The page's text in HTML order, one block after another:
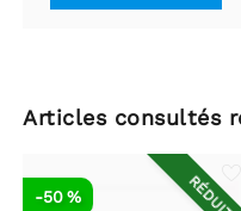
Articles consultés
RÉDUIT
-50 %